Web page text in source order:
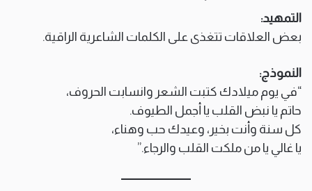
التمهيد:
بعض العلاقات تتغذى على الكلمات الشاعرية الراقية.
النموذج:
“في يوم ميلادك كتبت الشعر وانسابت الحروف،
حاتم يا نبض القلب يا أجمل الطيوف.
كل سنة وأنت بخير، وعيدك حب وهناء،
يا غالي يا من ملكت القلب والرجاء.”